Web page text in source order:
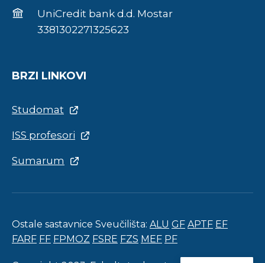
UniCredit bank d.d. Mostar
3381302271325623
BRZI LINKOVI
Studomat
ISS profesori
Sumarum
Ostale sastavnice Sveučilišta: ALU GF APTF EF
FARF FF FPMOZ FSRE FZS MEF PF